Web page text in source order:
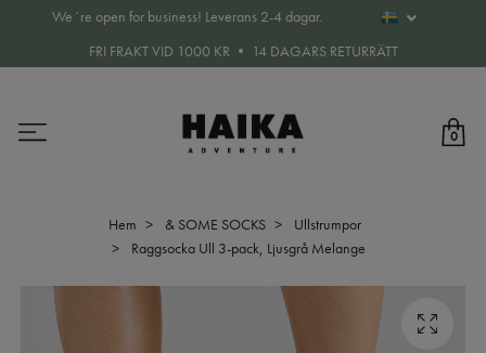
We´re open for business! Leverans 2-4 dagar.
FRI FRAKT VID 1000 KR • 14 DAGARS RETURRÄTT
0
Hem & SOME SOCKS
Ullstrumpor
Raggsocka Ull 3-pack, Ljusgrå Melange